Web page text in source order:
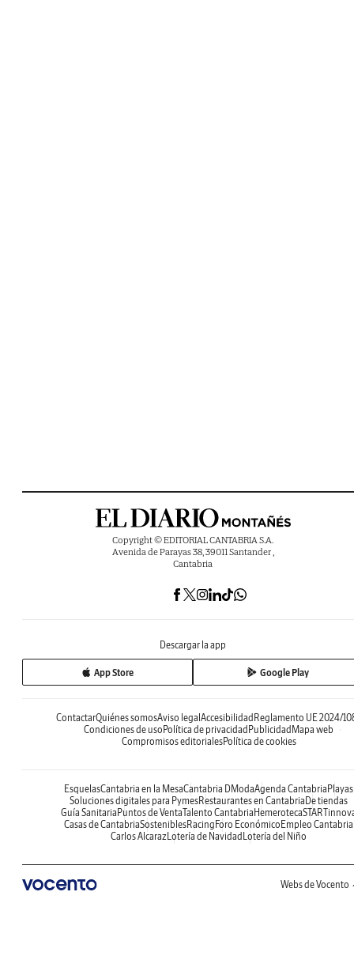
Copyright © EDITORIAL CANTABRIA S.A.
Avenida de Parayas 38, 39011 Santander ,
Cantabria
Descargar la app
App Store Google Play
ContactarQuiénes somosAviso legal Accesibilidad Reglamento UE 2024/
Condiciones de uso Política de privacidad Publicidad Mapa web
Compromisos editorialesPolítica de cookies
EsquelasCantabria en la MesaCantabria DModaAgenda Cantabria Playas
Soluciones digitales para PymesRestaurantes en Cantabria De tiendas
Guía Sanitaria Puntos de VentaTalento Cantabria Hemeroteca
Casas de CantabriaSosteniblesRacing Foro Económico Empleo Cantabria
Carlos AlcarazLotería de Navidad Lotería del Niño
Webs de Vocento